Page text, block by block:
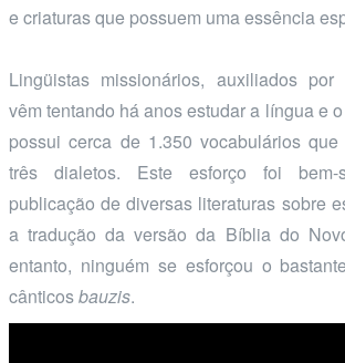
e criaturas que possuem uma essência
Lingüistas missionários, auxiliados por
vêm tentando há anos estudar a língua e
possui cerca de 1.350 vocabulários
três dialetos. Este esforço foi bem-
publicação de diversas literaturas sobre
a tradução da versão da Bíblia do
entanto, ninguém se esforçou o
cânticosbauzis.